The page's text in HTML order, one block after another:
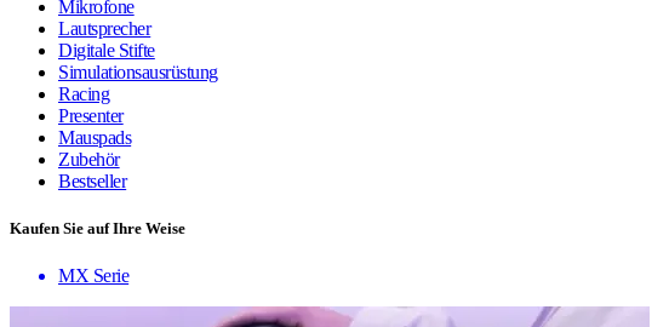
Mikrofone
Lautsprecher
Digitale Stifte
Simulationsausrüstung
Racing
Presenter
Mauspads
Zubehör
Bestseller
Kaufen Sie auf Ihre Weise
MX Serie